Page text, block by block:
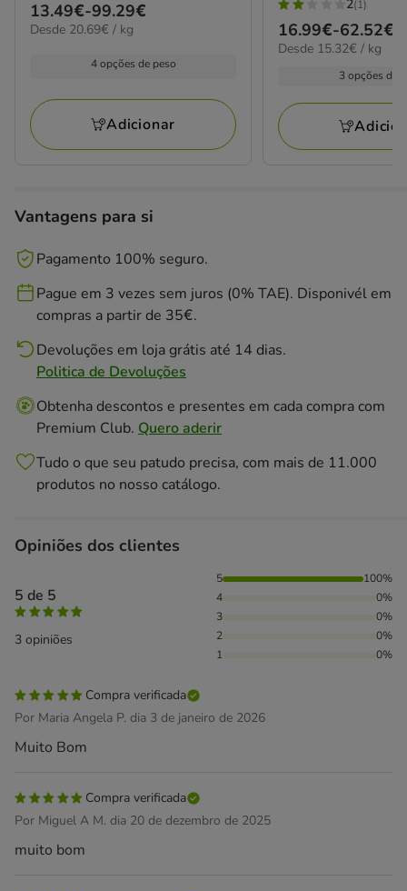
Preço
de
99.29€
13.49€-99.29€
20.69€
Desde 20.69€ / kg
4 opções de peso
Adicionar
2
estrelas
com
avaliações
2(1)
Preço
de
62.52€
16.99€-62.52€
15.32€
Desde 15.32€ / kg
3 opções de
Vantagens para si
Pagamento 100% seguro.
Pague em 3 vezes sem juros (0% TAE). Disponivél em
compras a partir de 35€.
Devoluções em loja grátis até 14 dias.
Politica de Devoluções
Obtenha descontos e presentes em cada compra com
Premium Club. Quero aderir
Tudo o que seu patudo precisa, com mais de 11.000
produtos no nosso catálogo.
Opiniões dos clientes
5 de 5
3 opiniões
100% das pessoas avaliaram com 5 estrelas,
5
100%
4
0%
3
0%
2
0%
1
0%
Compra verificada
Por Maria Angela P. dia 3 de janeiro de 2026
Muito Bom
Compra verificada
Por Miguel A M. dia 20 de dezembro de 2025
muito bom